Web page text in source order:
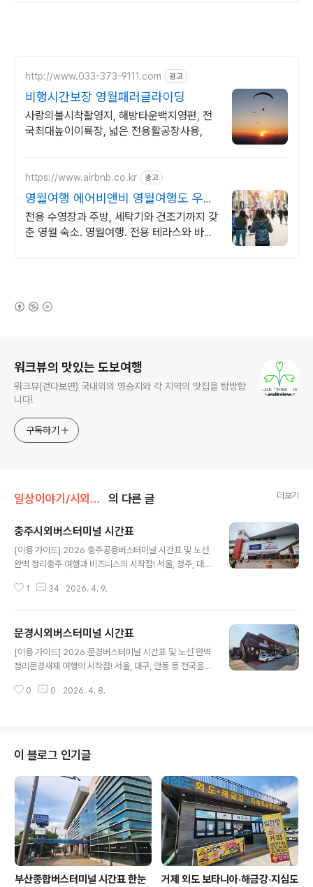
http://www.033-373-9111.com 광고
비행시간보장 영월패러글라이딩
사랑의불시착촬영지, 해방타운백지영편, 전
국최대높이이륙장, 넓은 전용활공장사용,
https://www.airbnb.co.kr 광고
영월여행 에어비앤비 영월여행도 우리
집처럼
전용 수영장과 주방, 세탁기와 건조기까지 갖
춘 영월 숙소. 영월여행. 전용 테라스와 바비
워크뷰의 맛있는 도보여행
워크뷰(걷다보면) 국내외의 명승지와 각 지역의 맛집을 탐방합
니다!
구독하기
일상이야기/시외버스시간표 의 다른 글 더보기
충주시외버스터미널 시간표
[이용 가이드] 2026 충주공용버스터미널 시간표 및 노선
완벽 정리충주 여행과 비즈니스의 시작점! 서울, 청주, 대
터 예매 방법, 편의시설까지 한눈에 확인하세요.안녕하세
미널' 정보를 정리해 드립니다. 😊 충주는 시외버스와 고속
버스가 한 건물에 모여 있어 이용하기 매우 편리한데요. 2
026년 4월 최신 기준으로 업데이트된 정보를 확인해 보세
널은 칠금동에 위치해 있으며, 대형 마트(롯데마트)와 같은
1 34 2026. 4. 9.
문경시외버스터미널 시간표
[이용 가이드] 2026 문경버스터미널 시간표 및 노선 완벽
정리문경새재 여행의 시작점! 서울, 대구, 안동 등 전국을
환승 팁까지 한눈에 확인하세요.안녕하세요! 한국인이 꼭
지(새재)로 가실 때는 이곳 문경읍 터미널을 이용하셔야 하
는데요. 2026년 4월 최신 기준 정보를 확인해 보세요! 🚌
⛰️1. 문경버스터미널 위치 및 안내 📍문경터미널은 문경읍
하리에 위치해 있으며, 문경새재 도립공원과 매우 가깝습
니다. 터미널 바로 앞에서 새재행 시내버스로 환승하기 편
리한 구조입니다..
0 0 2026. 4. 8.
이 블로그 인기글
부산종합버스터미널 시간표 한눈
거제 외도 보타니아·해금강·지심도